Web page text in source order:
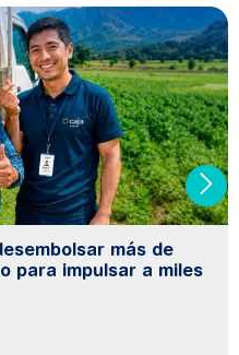
más de
para impulsar a miles